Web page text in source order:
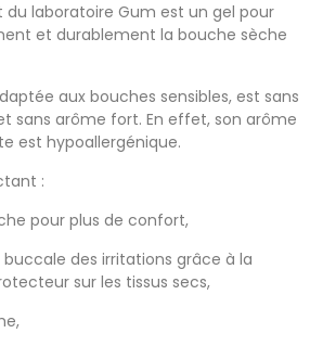
du laboratoire Gum est un gel pour
et durablement la bouche sèche
aux bouches sensibles, est sans
sans arôme fort. En effet, son arôme
est hypoallergénique.
:
pour plus de confort,
des irritations grâce à la
sur les tissus secs,